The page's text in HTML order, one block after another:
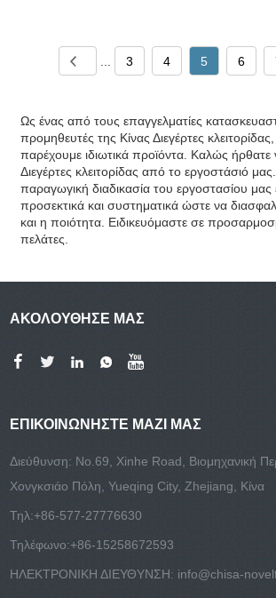
3 4 5 6
Ως ένας από τους επαγγελματίες
προμηθευτές της Κίνας Διεγέρτες
παρέχουμε ιδιωτικά προϊόντα. Καλώς ήρθατε
Διεγέρτες κλειτορίδας από το εργοστάσιό
παραγωγική διαδικασία του εργοστασίου μας
προσεκτικά και συστηματικά ώστε να
και η ποιότητα. Ειδικευόμαστε σε
πελάτες.
ΑΚΟΛΟΥΘΗΣΕ ΜΑΣ
ΕΠΙΚΟΙΝΩΝΉΣΤΕ ΜΑΖΊ ΜΑΣ
Διεύθυνση: No.69, Xinhe Road, Βιομηχανική
Χονγκσιάο Πόλη, Yueqing City, Zhejiang, Κίνα
Τηλ:+86-577-27776630
Τηλέφωνο:+86-15258672593
ΗΛΕΚΤΡΟΝΙΚΗ ΔΙΕΥΘΥΝΣΗ: info@chisa-